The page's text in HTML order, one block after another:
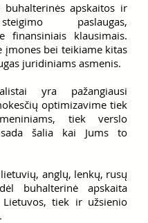
buhalterinės apskaitos ir
paslaugas,
finansiniais klausimais.
įmones bei teikiame kitas
juridiniams asmenis.
yra pažangiausi
optimizavime tiek
tiek verslo
šalia kai Jums to
anglų, lenkų, rusų
buhalterinė apskaita
tiek ir užsienio